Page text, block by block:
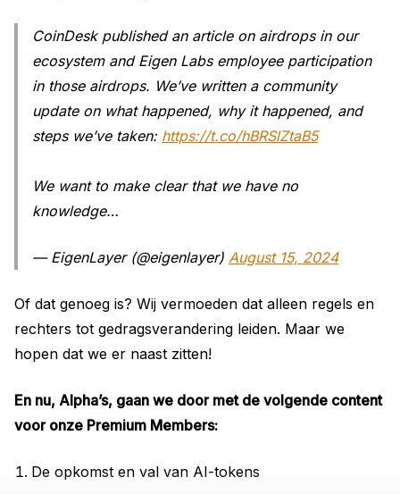
CoinDesk published an article on airdrops in our
ecosystem and Eigen Labs employee participation
in those airdrops. We’ve written a community
update on what happened, why it happened, and
steps we’ve taken: https://t.co/hBRSlZtaB5
We want to make clear that we have no
knowledge…
— EigenLayer (@eigenlayer) August 15, 2024
Of dat genoeg is? Wij vermoeden dat alleen regels en
rechters tot gedragsverandering leiden. Maar we
hopen dat we er naast zitten!
En nu, Alpha’s, gaan we door met de volgende content
voor onze Premium Members:
De opkomst en val van AI-tokens